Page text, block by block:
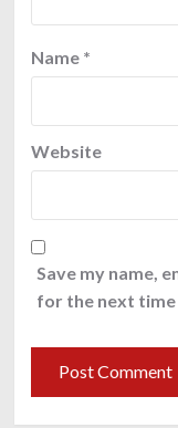
Name *
Website
Save my name,
for the next time